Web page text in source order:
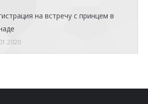
на встречу с принцем в